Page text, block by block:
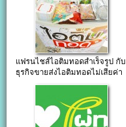
แฟรนไชส์ไอติมทอดสำเร็จรูป กับ
ธุรกิจขายส่งไอติมทอดไม่เสียค่า